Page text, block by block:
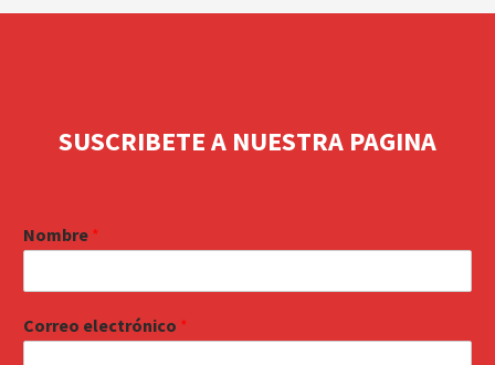
SUSCRIBETE A NUESTRA PAGINA
Nombre *
Correo electrónico *